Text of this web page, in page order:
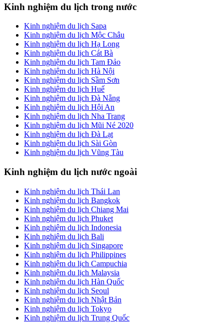
Primary
Sidebar
Kinh nghiệm du lịch trong nước
Kinh nghiệm du lịch Sapa
Kinh nghiệm du lịch Mộc Châu
Kinh nghiệm du lịch Hạ Long
Kinh nghiệm du lịch Cát Bà
Kinh nghiệm du lịch Tam Đảo
Kinh nghiệm du lịch Hà Nội
Kinh nghiệm du lịch Sầm Sơn
Kinh nghiệm du lịch Huế
Kinh nghiệm du lịch Đà Nẵng
Kinh nghiệm du lịch Hội An
Kinh nghiệm du lịch Nha Trang
Kinh nghiệm du lịch Mũi Né 2020
Kinh nghiệm du lịch Đà Lạt
Kinh nghiệm du lịch Sài Gòn
Kinh nghiệm du lịch Vũng Tàu
Kinh nghiệm du lịch nước ngoài
Kinh nghiệm du lịch Thái Lan
Kinh nghiệm du lịch Bangkok
Kinh nghiệm du lịch Chiang Mai
Kinh nghiệm du lịch Phuket
Kinh nghiệm du lịch Indonesia
Kinh nghiệm du lịch Bali
Kinh nghiệm du lịch Singapore
Kinh nghiệm du lịch Philippines
Kinh nghiệm du lịch Campuchia
Kinh nghiệm du lịch Malaysia
Kinh nghiệm du lịch Hàn Quốc
Kinh nghiệm du lịch Seoul
Kinh nghiệm du lịch Nhật Bản
Kinh nghiệm du lịch Tokyo
Kinh nghiệm du lịch Trung Quốc